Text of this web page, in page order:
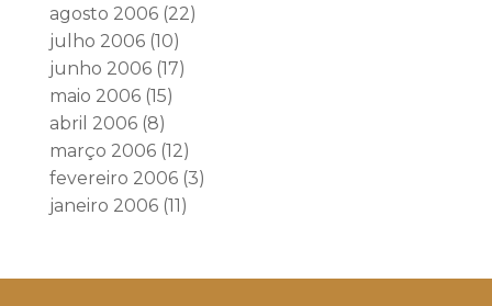
agosto 2006(22)
julho 2006(10)
junho 2006(17)
maio 2006(15)
abril 2006(8)
março 2006(12)
fevereiro 2006(3)
janeiro 2006(11)